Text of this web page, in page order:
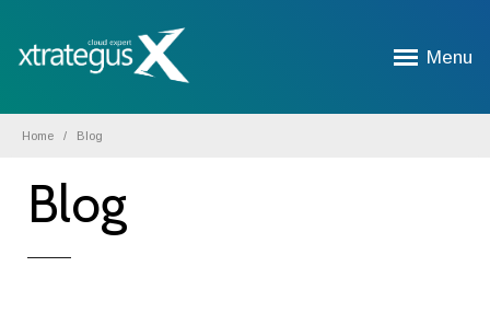
Menu
Home Blog
Blog